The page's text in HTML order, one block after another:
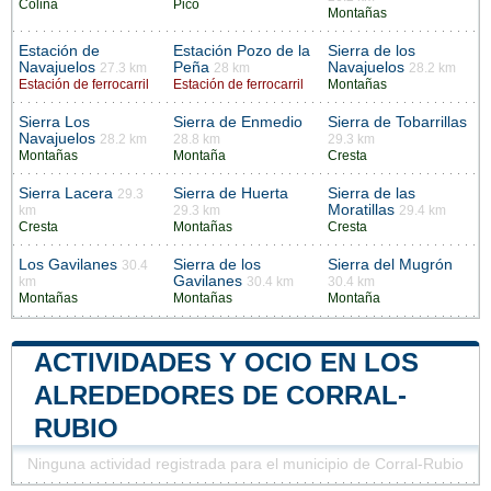
Colina Pico
Montañas
Estación de
Navajuelos 27.3 km
Estación de ferrocarril
Estación Pozo de la
Peña 28 km
Estación de ferrocarril
Sierra de los
Navajuelos 28.2 km
Montañas
Sierra Los
Navajuelos 28.2 km
Montañas
Sierra de Enmedio
28.8 km
Montaña
Sierra de Tobarrillas
29.3 km
Cresta
Sierra Lacera 29.3
km
Cresta
Sierra de Huerta
29.3 km
Montañas
Sierra de las
Moratillas 29.4 km
Cresta
Los Gavilanes 30.4
km
Montañas
Sierra de los
Gavilanes 30.4 km
Montañas
Sierra del Mugrón
30.4 km
Montaña
ACTIVIDADES Y OCIO EN LOS
ALREDEDORES DE CORRAL-
RUBIO
Ninguna actividad registrada para el municipio de Corral-Rubio